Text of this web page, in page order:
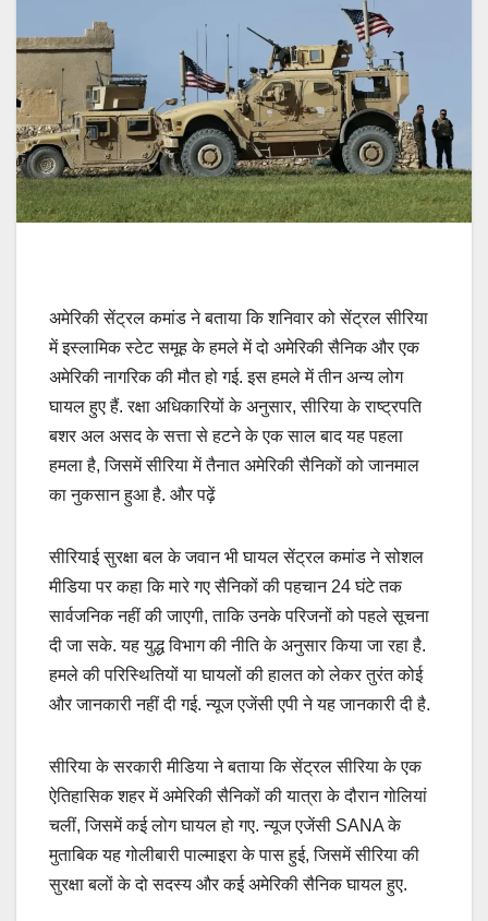
अमेरिकी सेंट्रल कमांड ने बताया कि शनिवार को सेंट्रल सीरिया
में इस्लामिक स्टेट समूह के हमले में दो अमेरिकी सैनिक और एक
अमेरिकी नागरिक की मौत हो गई. इस हमले में तीन अन्य लोग
घायल हुए हैं. रक्षा अधिकारियों के अनुसार, सीरिया के राष्ट्रपति
बशर अल असद के सत्ता से हटने के एक साल बाद यह पहला
हमला है, जिसमें सीरिया में तैनात अमेरिकी सैनिकों को जानमाल
का नुकसान हुआ है. और पढ़ें
सीरियाई सुरक्षा बल के जवान भी घायल सेंट्रल कमांड ने सोशल
मीडिया पर कहा कि मारे गए सैनिकों की पहचान 24 घंटे तक
सार्वजनिक नहीं की जाएगी, ताकि उनके परिजनों को पहले सूचना
दी जा सके. यह युद्ध विभाग की नीति के अनुसार किया जा रहा है.
हमले की परिस्थितियों या घायलों की हालत को लेकर तुरंत कोई
और जानकारी नहीं दी गई. न्यूज एजेंसी एपी ने यह जानकारी दी है.
सीरिया के सरकारी मीडिया ने बताया कि सेंट्रल सीरिया के एक
ऐतिहासिक शहर में अमेरिकी सैनिकों की यात्रा के दौरान गोलियां
चलीं, जिसमें कई लोग घायल हो गए. न्यूज एजेंसी SANA के
मुताबिक यह गोलीबारी पाल्माइरा के पास हुई, जिसमें सीरिया की
सुरक्षा बलों के दो सदस्य और कई अमेरिकी सैनिक घायल हुए.